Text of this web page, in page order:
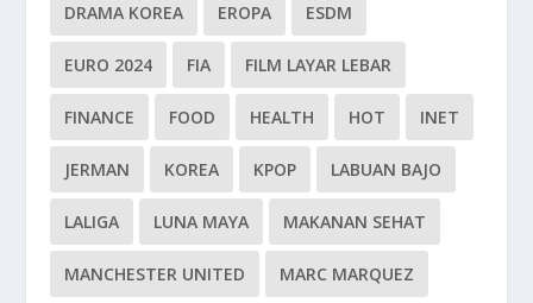
DRAMA KOREA EROPA ESDM
EURO 2024 FIA FILM LAYAR LEBAR
FINANCE FOOD HEALTH HOT INET
JERMAN KOREA KPOP LABUAN BAJO
LALIGA LUNA MAYA MAKANAN SEHAT
MANCHESTER UNITED MARC MARQUEZ